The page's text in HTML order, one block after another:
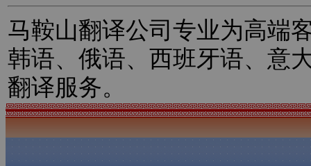
马鞍山翻译公司专业为高端
韩语、俄语、西班牙语、意
翻译服务。